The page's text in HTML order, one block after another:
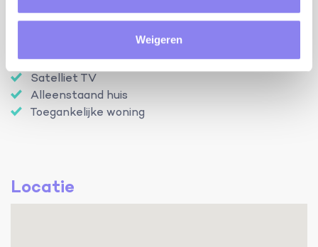
Weigeren
Kinderbed
Petanqueterrein
Satelliet TV
Alleenstaand huis
Toegankelijke woning
Locatie